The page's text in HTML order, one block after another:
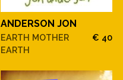
ANDERSON JON
EARTH MOTHER
EARTH
€ 40